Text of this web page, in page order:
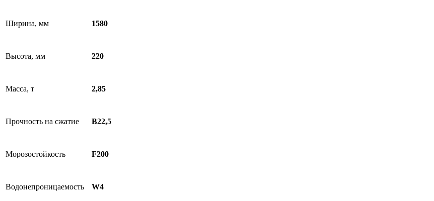
Ширина, мм 1580
Высота, мм 220
Масса, т 2,85
Прочность на сжатие В22,5
Морозостойкость F200
Водонепроницаемость W4